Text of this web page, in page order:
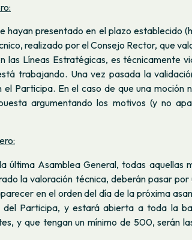
hayan presentado en el plazo establecido
realizado por el Consejo Rector, que
las Líneas Estratégicas, es técnicamente
trabajando. Una vez pasada la
el Participa. En el caso de que una moción
argumentando los motivos (y no
última Asamblea General, todas aquellas
la valoración técnica, deberán pasar
en el orden del día de la próxima
Participa, y estará abierta a toda la
y que tengan un mínimo de 500, serán